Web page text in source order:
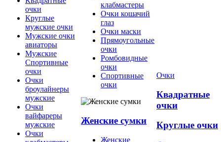
очки
Круглые
мужские очки
Мужские очки
авиаторы
Мужские
Спортивные
очки
Очки
броулайнеры
мужские
Очки
вайфареры
мужские
Очки
клабмастеры
Очки кошачий
глаз
Очки маски
Прямоугольные
очки
Ромбовидные
очки
Спортивные
очки
Женские сумки
Женские
Очки
Квадратные
очки
Круглые очки